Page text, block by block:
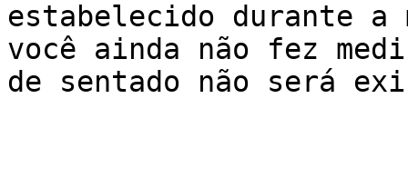
estabelecido durante
você ainda não fez